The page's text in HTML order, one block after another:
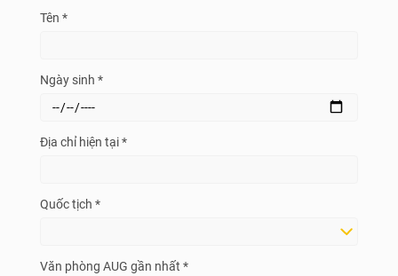
Tên *
Ngày sinh *
Địa chỉ hiện tại *
Quốc tịch *
Văn phòng AUG gần nhất *